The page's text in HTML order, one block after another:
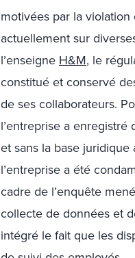
motivées par la
actuellement sur
l’enseigne H&M, le
constitué et conservé
de ses collaborateurs.
l’entreprise a
et sans la base juridique
l’entreprise a été
cadre de l’enquête
collecte de données et
intégré le fait que les